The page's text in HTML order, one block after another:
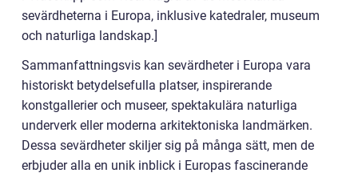
sevärdheterna i Europa, inklusive katedraler, museum
och naturliga landskap.]
Sammanfattningsvis kan sevärdheter i Europa vara
historiskt betydelsefulla platser, inspirerande
konstgallerier och museer, spektakulära naturliga
underverk eller moderna arkitektoniska landmärken.
Dessa sevärdheter skiljer sig på många sätt, men de
erbjuder alla en unik inblick i Europas fascinerande